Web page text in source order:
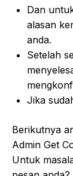
Dan
alasan
anda.
Setelah
Jika
Berikutnya
Admin Get
Untuk